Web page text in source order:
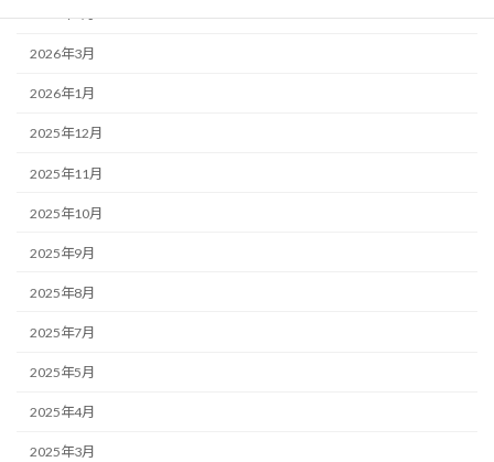
2026年4月
2026年3月
2026年1月
2025年12月
2025年11月
2025年10月
2025年9月
2025年8月
2025年7月
2025年5月
2025年4月
2025年3月